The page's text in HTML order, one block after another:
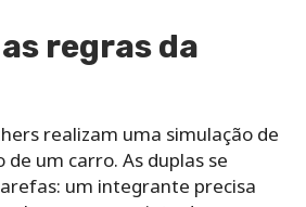
regras da
realizam uma simulação de
um carro. As duplas se
um integrante precisa